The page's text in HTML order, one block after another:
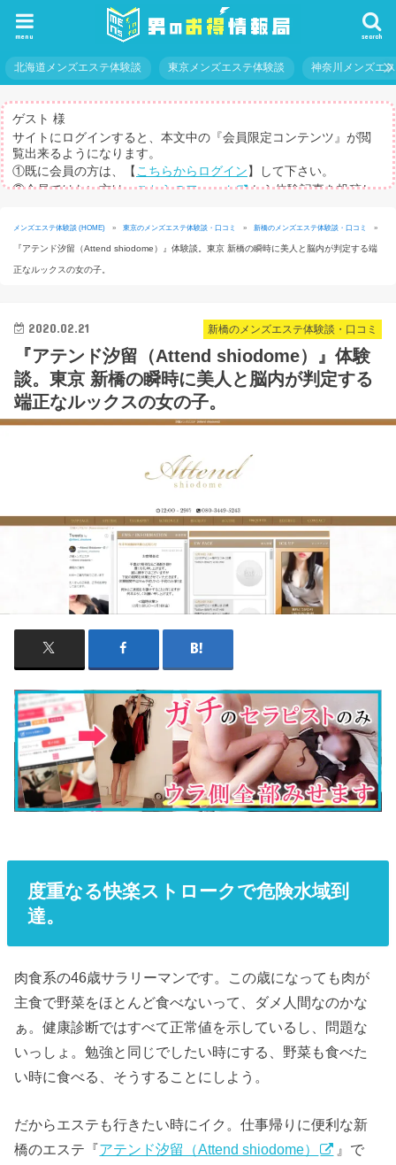
search
menu
北海道メンズエステ体験談 東京メンズエステ体験談 神奈川メンズエ
ゲスト 様
サイトにログインすると、本文中の『会員限定コンテンツ』が閲
覧出来るようになります。
①既に会員の方は、【 こちらからログイン 】して下さい。
②会員ではない方は、こちらのフォーム
から体験記事を投稿し
※体験記事が書けない方や、すべての記事を閲覧したい方のため
メンズエステ体験談 (HOME) » 東京のメンズエステ体験談・口コミ » 新橋のメンズエステ体験談・口コミ »
『アテンド汐留（Attend shiodome）』体験談。東京 新橋の瞬時に美人と脳内が判定する端
正なルックスの女の子。
新橋のメンズエステ体験談・口コミ
2020.02.21
『アテンド汐留（Attend shiodome）』体験
談。東京 新橋の瞬時に美人と脳内が判定する
端正なルックスの女の子。
度重なる快楽ストロークで危険水域到
達。
肉食系の46歳サラリーマンです。この歳になっても肉が
主食で野菜をほとんど食べないって、ダメ人間なのかな
ぁ。健康診断ではすべて正常値を示しているし、問題な
いっしょ。勉強と同じでしたい時にする、野菜も食べた
い時に食べる、そうすることにしよう。
だからエステも行きたい時にイク。仕事帰りに便利な新
橋のエステ『アテンド汐留（Attend shiodome）
』で